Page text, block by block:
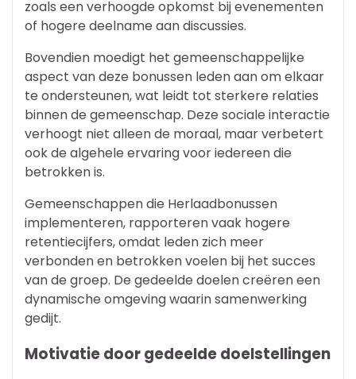
zoals een verhoogde opkomst bij evenementen
of hogere deelname aan discussies.
Bovendien moedigt het gemeenschappelijke
aspect van deze bonussen leden aan om elkaar
te ondersteunen, wat leidt tot sterkere relaties
binnen de gemeenschap. Deze sociale interactie
verhoogt niet alleen de moraal, maar verbetert
ook de algehele ervaring voor iedereen die
betrokken is.
Gemeenschappen die Herlaadbonussen
implementeren, rapporteren vaak hogere
retentiecijfers, omdat leden zich meer
verbonden en betrokken voelen bij het succes
van de groep. De gedeelde doelen creëren een
dynamische omgeving waarin samenwerking
gedijt.
Motivatie door gedeelde doelstellingen